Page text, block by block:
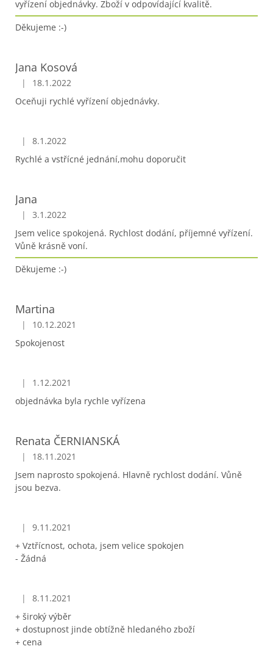
vyřízení objednávky. Zboží v odpovídající kvalitě.
Děkujeme :-)
Jana Kosová
Hodnocení obchodu je 5 z 5 hvězdiček.
|
18.1.2022
Oceňuji rychlé vyřízení objednávky.
Hodnocení obchodu je 5 z 5 hvězdiček.
|
8.1.2022
Rychlé a vstřícné jednání,mohu doporučit
Jana
Hodnocení obchodu je 5 z 5 hvězdiček.
|
3.1.2022
Jsem velice spokojená. Rychlost dodání, příjemné vyřízení.
Vůně krásně voní.
Děkujeme :-)
Martina
Hodnocení obchodu je 5 z 5 hvězdiček.
|
10.12.2021
Spokojenost
Hodnocení obchodu je 5 z 5 hvězdiček.
|
1.12.2021
objednávka byla rychle vyřízena
Renata ČERNIANSKÁ
Hodnocení obchodu je 5 z 5 hvězdiček.
|
18.11.2021
Jsem naprosto spokojená. Hlavně rychlost dodání. Vůně
jsou bezva.
Hodnocení obchodu je 5 z 5 hvězdiček.
|
9.11.2021
+ Vztřícnost, ochota, jsem velice spokojen
- Žádná
Hodnocení obchodu je 5 z 5 hvězdiček.
|
8.11.2021
+ široký výběr
+ dostupnost jinde obtížně hledaného zboží
+ cena